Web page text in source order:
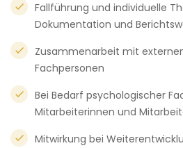
Fallführung und individuelle
Dokumentation und
Zusammenarbeit mit
Fachpersonen
Bei Bedarf psychologischer
Mitarbeiterinnen und
Mitwirkung bei